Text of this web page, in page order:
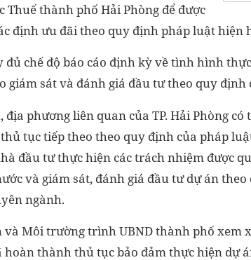
Thuế thành phố Hải Phòng để được
định ưu đãi theo quy định pháp luật hiện
đủ chế độ báo cáo định kỳ về tình hình
giám sát và đánh giá đầu tư theo quy định
địa phương liên quan của TP. Hải Phòng
tục tiếp theo theo quy định của pháp
đầu tư thực hiện các trách nhiệm được
và giám sát, đánh giá đầu tư dự án
ngành.
và Môi trường trình UBND thành phố xem
hoàn thành thủ tục bảo đảm thực hiện dự